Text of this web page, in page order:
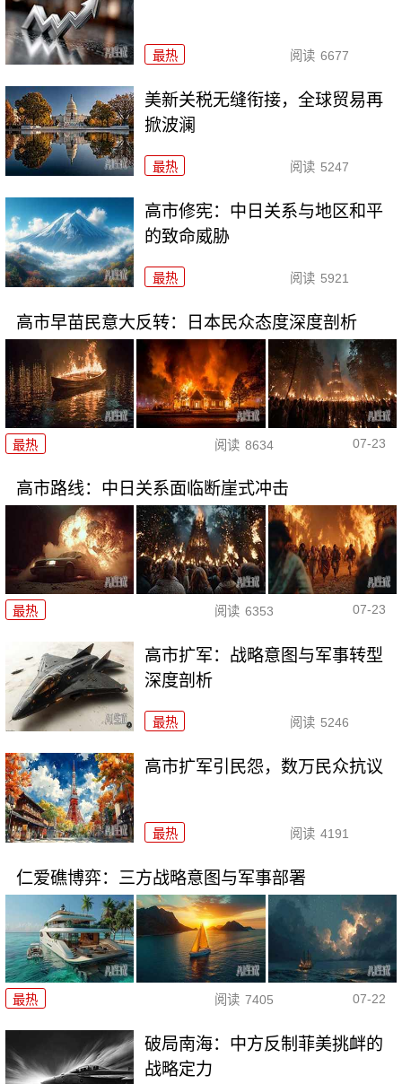
最热 阅读 6677
美新关税无缝衔接，全球贸易再
掀波澜
最热 阅读 5247
高市修宪：中日关系与地区和平
的致命威胁
最热 阅读 5921
高市早苗民意大反转：日本民众态度深度剖析
最热 阅读 8634 07-23
高市路线：中日关系面临断崖式冲击
最热 阅读 6353 07-23
高市扩军：战略意图与军事转型
深度剖析
最热 阅读 5246
高市扩军引民怨，数万民众抗议
最热 阅读 4191
仁爱礁博弈：三方战略意图与军事部署
最热 阅读 7405 07-22
破局南海：中方反制菲美挑衅的
战略定力